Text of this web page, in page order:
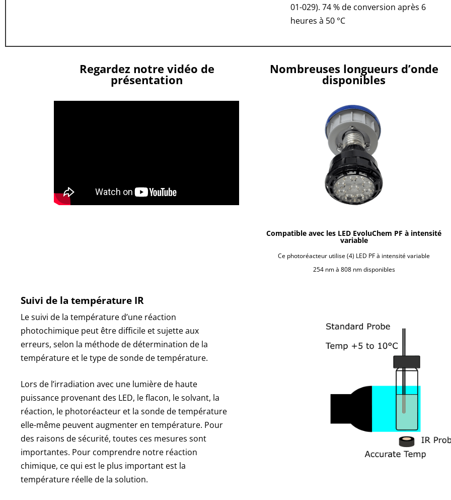
01-029). 74 % de conversion après 6
heures à 50 °C
Regardez notre vidéo de
présentation
Nombreuses longueurs d’onde
disponibles
Compatible avec les LED EvoluChem PF à intensité
variable
Ce photoréacteur utilise (4) LED PF à intensité variable
254 nm à 808 nm disponibles
Suivi de la température IR
Le suivi de la température d’une réaction
photochimique peut être difficile et sujette aux
erreurs, selon la méthode de détermination de la
température et le type de sonde de température.
Lors de l’irradiation avec une lumière de haute
puissance provenant des LED, le flacon, le solvant, la
réaction, le photoréacteur et la sonde de température
elle-même peuvent augmenter en température. Pour
des raisons de sécurité, toutes ces mesures sont
importantes. Pour comprendre notre réaction
chimique, ce qui est le plus important est la
température réelle de la solution.